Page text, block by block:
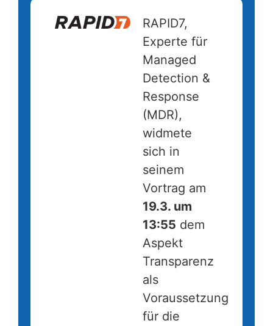
RAPID7,
Experte für
Managed
Detection &
Response
(MDR),
widmete
sich in
seinem
Vortrag am
19.3. um
13:55 dem
Aspekt
Transparenz
als
Voraussetzung
für die